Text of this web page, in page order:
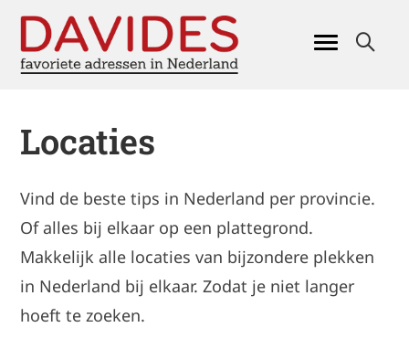
Locaties
Vind de beste tips in Nederland per provincie.
Of alles bij elkaar op een plattegrond.
Makkelijk alle locaties van bijzondere plekken
in Nederland bij elkaar. Zodat je niet langer
hoeft te zoeken.